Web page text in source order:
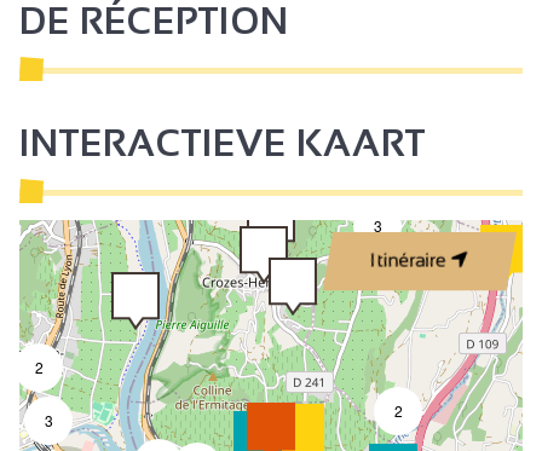
DE RÉCEPTION
INTERACTIEVE KAART
Itinéraire
2
3
2
3